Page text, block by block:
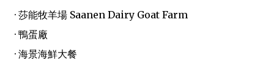
· 莎能牧羊場 Saanen Dairy Goat Farm
· 鴨蛋廠
· 海景海鮮大餐